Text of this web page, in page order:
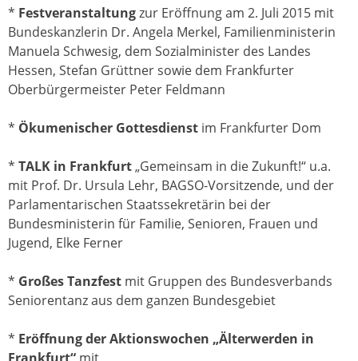
* Festveranstaltungzur Eröffnung am 2. Juli 2015 mit
Bundeskanzlerin Dr. Angela Merkel, Familienministerin
Manuela Schwesig, dem Sozialminister des Landes
Hessen, Stefan Grüttner sowie dem Frankfurter
Oberbürgermeister Peter Feldmann
* Ökumenischer Gottesdienst im Frankfurter Dom
* TALK in Frankfurt„Gemeinsam in die Zukunft!“ u.a.
mit Prof. Dr. Ursula Lehr, BAGSO-Vorsitzende, und der
Parlamentarischen Staatssekretärin bei der
Bundesministerin für Familie, Senioren, Frauen und
Jugend, Elke Ferner
* Großes Tanzfest mit Gruppen des Bundesverbands
Seniorentanz aus dem ganzen Bundesgebiet
* Eröffnung der Aktionswochen „Älterwerden in